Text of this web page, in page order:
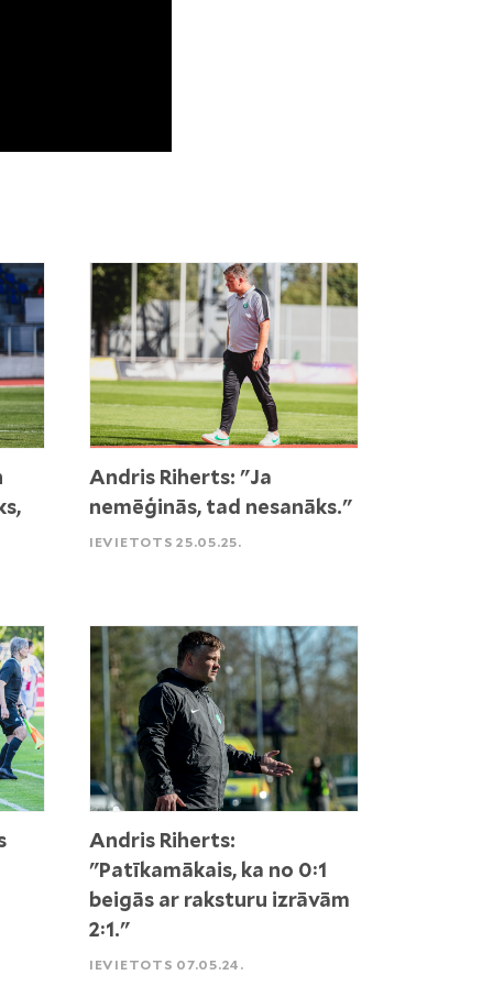
Andris Riherts: "Ja
nemēģinās, tad nesanāks."
IEVIETOTS 25.05.25.
Andris Riherts:
"Patīkamākais, ka no 0:1
beigās ar raksturu izrāvām
2:1."
IEVIETOTS 07.05.24.